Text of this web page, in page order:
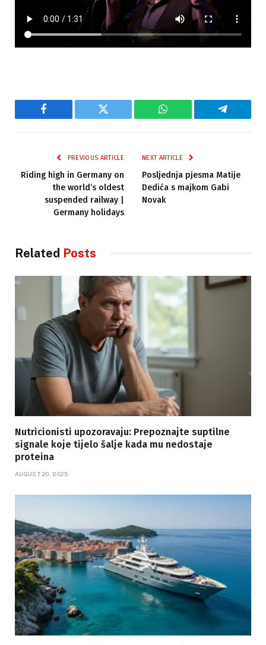
Facebook Twitter WhatsApp Telegram
PREVIOUS ARTICLE
Riding high in Germany on
the world’s oldest
suspended railway |
Germany holidays
NEXT ARTICLE
Posljednja pjesma Matije
Dedića s majkom Gabi
Novak
Related Posts
Nutricionisti upozoravaju: Prepoznajte suptilne
signale koje tijelo šalje kada mu nedostaje
proteina
AUGUST 20, 2025